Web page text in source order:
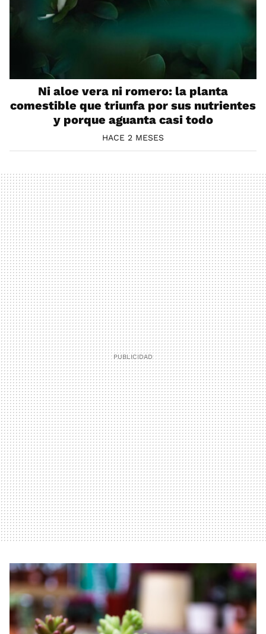
Ni aloe vera ni romero: la planta
comestible que triunfa por sus nutrientes
y porque aguanta casi todo
HACE 2 MESES